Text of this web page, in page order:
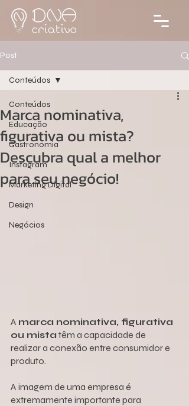
Post
Conteúdos
Educação
Gastronomia
Instagram
Marketing Digital
Design
Negócios
Conteúdos
Marca nominativa,
figurativa ou mista?
Descubra qual a melhor
para seu negócio!
A marca nominativa, figurativa
ou mista têm a capacidade de
realizar a conexão entre consumidor e
produto.
A imagem de uma empresa é
extremamente importante para